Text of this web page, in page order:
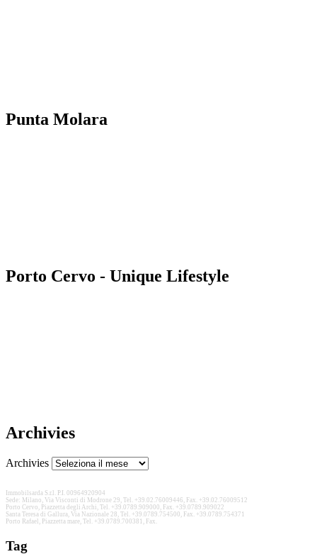
Punta Molara
Porto Cervo - Unique Lifestyle
Archivies
Archivies
Immobilsarda S.r.l. P.I. 00964920904
Sede: Milano, Via Visconti di Modrone 29, Tel. +39.02.76009446, Fax. +39.02.76009512
Porto Cervo, Piazzetta degli Archi, Tel. +39.0789.909000, Fax. +39.0789.909022
Santa Teresa di Gallura, Via Nazionale 28, Tel. +39.0789.754500, Fax. +39.0789.754371
Porto Rafael, Piazzetta mare, Tel. +39.0789.700381, Fax.
Tag